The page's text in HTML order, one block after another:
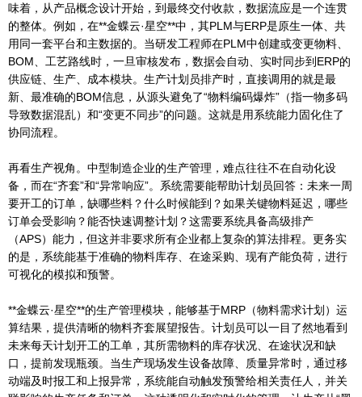
味着，从产品概念设计开始，到最终交付收款，数据流应是一个连贯
的整体。例如，在**金蝶云·星空**中，其PLM与ERP是原生一体、共
用同一套平台和主数据的。当研发工程师在PLM中创建或变更物料、
BOM、工艺路线时，一旦审核发布，数据会自动、实时同步到ERP的
供应链、生产、成本模块。生产计划员排产时，直接调用的就是最
新、最准确的BOM信息，从源头避免了“物料编码爆炸”（指一物多码
导致数据混乱）和“变更不同步”的问题。这就是用系统能力固化住了
协同流程。
再看生产视角。中型制造企业的生产管理，难点往往不在自动化设
备，而在“齐套”和“异常响应”。系统需要能帮助计划员回答：未来一周
要开工的订单，缺哪些料？什么时候能到？如果关键物料延迟，哪些
订单会受影响？能否快速调整计划？这需要系统具备高级排产
（APS）能力，但这并非要求所有企业都上复杂的算法排程。更务实
的是，系统能基于准确的物料库存、在途采购、现有产能负荷，进行
可视化的模拟和预警。
**金蝶云·星空**的生产管理模块，能够基于MRP（物料需求计划）运
算结果，提供清晰的物料齐套展望报告。计划员可以一目了然地看到
未来每天计划开工的工单，其所需物料的库存状况、在途状况和缺
口，提前发现瓶颈。当生产现场发生设备故障、质量异常时，通过移
动端及时报工和上报异常，系统能自动触发预警给相关责任人，并关